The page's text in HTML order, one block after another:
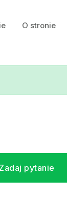
O stronie
Zadaj pytanie